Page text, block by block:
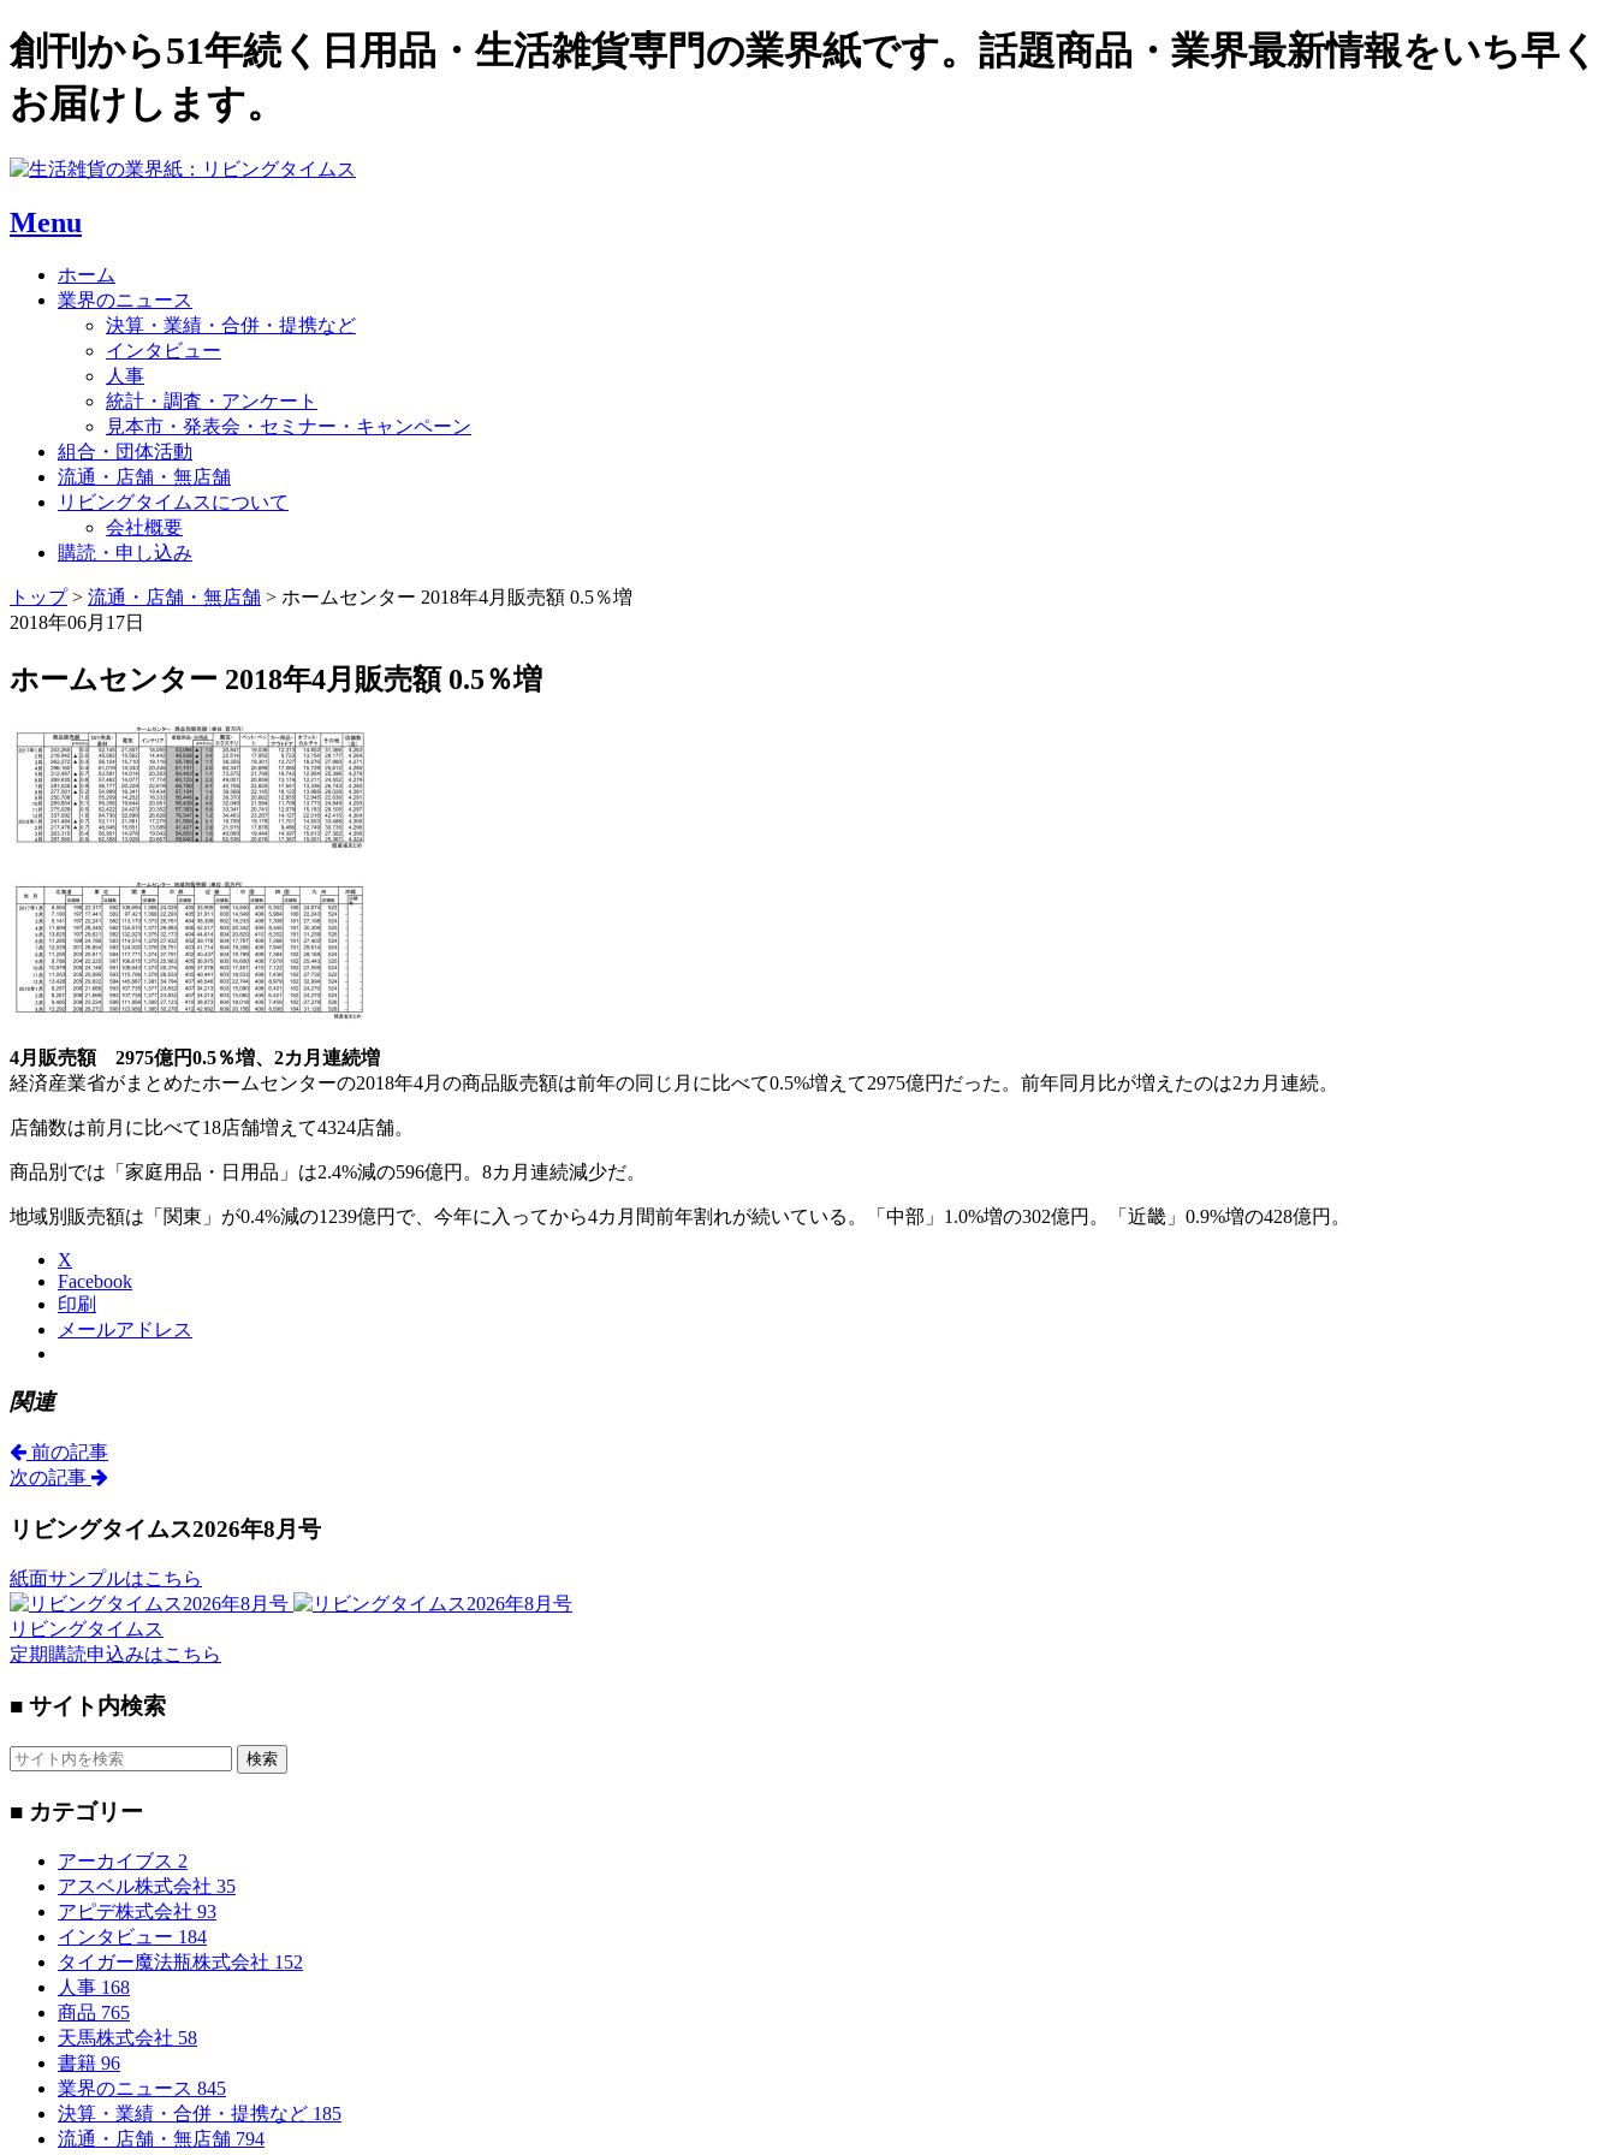
創刊から51年続く日用品・生活雑貨専門の業界紙です。話題商品・業界最新情報をいち早く
お届けします。
Menu
ホーム
業界のニュース
決算・業績・合併・提携など
インタビュー
人事
統計・調査・アンケート
見本市・発表会・セミナー・キャンペーン
組合・団体活動
流通・店舗・無店舗
リビングタイムスについて
会社概要
購読・申し込み
トップ> 流通・店舗・無店舗 > ホームセンター 2018年4月販売額 0.5％増
2018年06月17日
ホームセンター 2018年4月販売額 0.5％増
4月販売額 2975億円0.5％増、2カ月連続増
経済産業省がまとめたホームセンターの2018年4月の商品販売額は前年の同じ月に比べて0.5%増えて2975億円だった。前年同月比が増えたのは2カ月連続。
店舗数は前月に比べて18店舗増えて4324店舗。
商品別では「家庭用品・日用品」は2.4%減の596億円。8カ月連続減少だ。
地域別販売額は「関東」が0.4%減の1239億円で、今年に入ってから4カ月間前年割れが続いている。「中部」1.0%増の302億円。「近畿」0.9%増の428億円。
X
Facebook
印刷
メールアドレス
関連
前の記事
次の記事
リビングタイムス2026年8月号
紙面サンプルはこちら
リビングタイムス
定期購読申込みはこちら
■ サイト内検索
検索
■ カテゴリー
アーカイブス 2
アスベル株式会社 35
アピデ株式会社 93
インタビュー 184
タイガー魔法瓶株式会社 152
人事 168
商品 765
天馬株式会社 58
書籍 96
業界のニュース 845
決算・業績・合併・提携など 185
流通・店舗・無店舗 794